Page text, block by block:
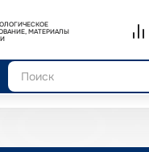
МАТЕРИАЛЫ